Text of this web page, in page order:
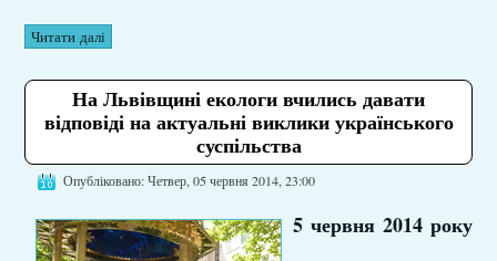
Читати далі
На Львівщині екологи вчились давати
відповіді на актуальні виклики українського
суспільства
Опубліковано: Четвер, 05 червня 2014, 23:00
5 червня 2014 року